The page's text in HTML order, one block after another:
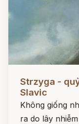
Strzyga -
Slavic
Không giống
ra do lây